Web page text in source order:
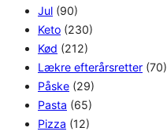
Jul (90)
Keto (230)
Kød (212)
Lækre efterårsretter (70)
Påske (29)
Pasta (65)
Pizza (12)